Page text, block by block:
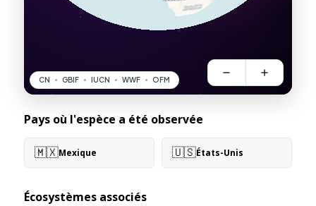
Pays où l'espèce a été observée
🇲🇽Mexique 🇺🇸États-Unis
Écosystèmes associés